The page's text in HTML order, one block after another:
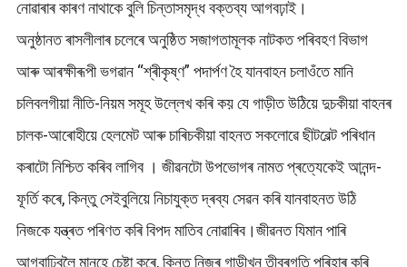
নোৱাৰাৰ কাৰণ নাথাকে বুলি চিন্তাসমৃদ্ধ বক্তব্য আগবঢ়াই।
অনুষ্ঠানত ৰাসলীলাৰ চলেৰে অনুষ্ঠিত সজাগতামূলক নাটকত পৰিবহণ বিভাগ
আৰু আৰক্ষীৰূপী ভগৱান “শ্ৰীকৃষ্ণ” পদাৰ্পণ হৈ যানবাহন চলাওঁতে মানি
চলিবলগীয়া নীতি-নিয়ম সমূহ উল্লেখ কৰি কয় যে গাড়ীত উঠিয়ে দুচকীয়া বাহনৰ
চালক-আৰোহীয়ে হেলমেট আৰু চাৰিচকীয়া বাহনত সকলোৱে ছীটবেল্ট পৰিধান
কৰাটো নিশ্চিত কৰিব লাগিব । জীৱনটো উপভোগৰ নামত প্ৰত্যেকেই আনন্দ-
ফূৰ্তি কৰে, কিন্তু সেইবুলিয়ে নিচাযুক্ত দ্ৰব্য সেৱন কৰি যানবাহনত উঠি
নিজকে যন্ত্ৰত পৰিণত কৰি বিপদ মাতিব নোৱাৰিব।জীৱনত যিমান পাৰি
আগবাঢ়িবলৈ মানুহে চেষ্টা কৰে, কিন্তু নিজৰ গাড়ীখন তীব্ৰগতি পৰিহাৰ কৰি